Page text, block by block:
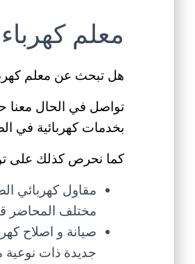
معلم
هل تبحث عن معلم
تواصل في الحال معنا
بخدمات كهربائية في
كما نحرص كذلك على
مقاول كهربائي
مختلف المحاضر
صيانة و اصلاح
جديدة ذات نوعية